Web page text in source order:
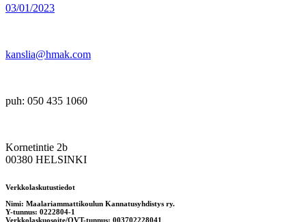
03/01/2023
kanslia@hmak.com
puh: 050 435 1060
Kornetintie 2b
00380 HELSINKI
Verkkolaskutustiedot
Nimi: Maalariammattikoulun Kannatusyhdistys ry.
Y-tunnus: 0222804-1
Verkkolaskuosoite/OVT-tunnus: 003702228041